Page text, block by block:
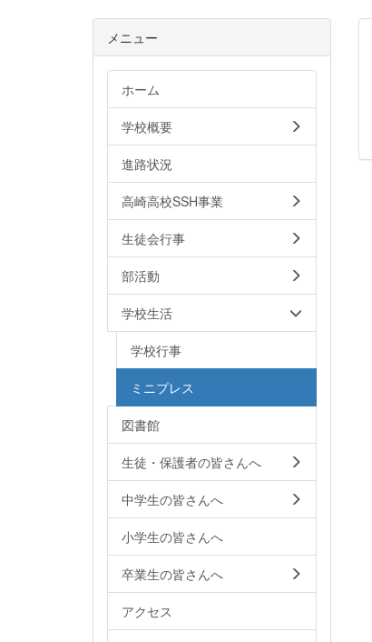
メニュー
ホーム
学校概要
進路状況
高崎高校SSH事業
生徒会行事
部活動
学校生活
学校行事
ミニプレス
図書館
生徒・保護者の皆さんへ
中学生の皆さんへ
小学生の皆さんへ
卒業生の皆さんへ
アクセス